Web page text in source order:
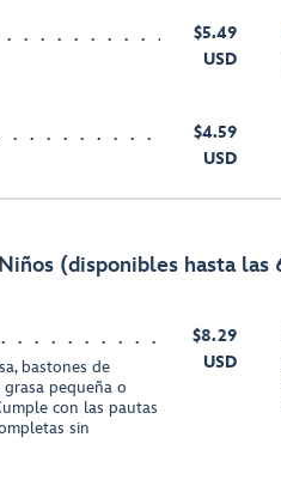
$5.49
USD
$4.59
USD
(disponibles hasta las
bastones de
pequeña o
con las pautas
sin
$8.29
USD